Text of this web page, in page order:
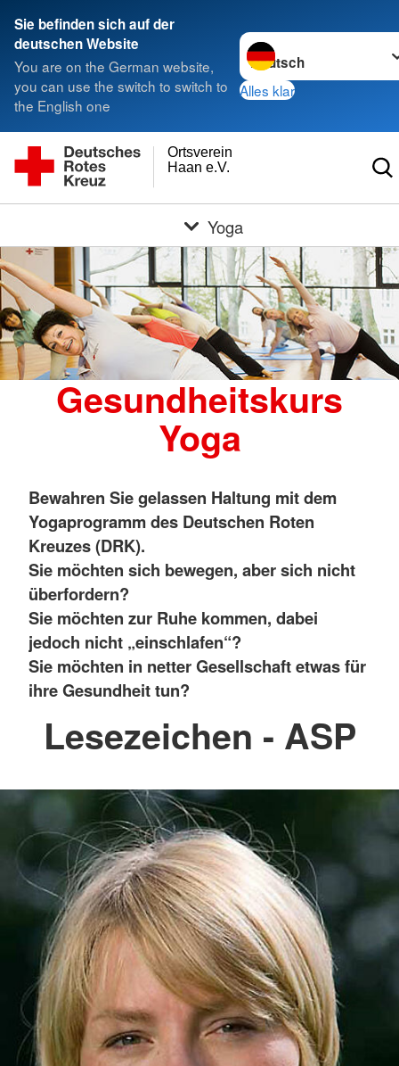
Sie befinden sich auf der
deutschen Website
You are on the German website,
you can use the switch to switch to
the English one
Sprache wechseln zu
Alles klar
Haan e.V.
Ortsverein
Yoga
Gesundheitskurs
Yoga
Bewahren Sie gelassen Haltung mit dem
Yogaprogramm des Deutschen Roten
Kreuzes (DRK).
Sie möchten sich bewegen, aber sich nicht
überfordern?
Sie möchten zur Ruhe kommen, dabei
jedoch nicht „einschlafen“?
Sie möchten in netter Gesellschaft etwas für
ihre Gesundheit tun?
Lesezeichen - ASP